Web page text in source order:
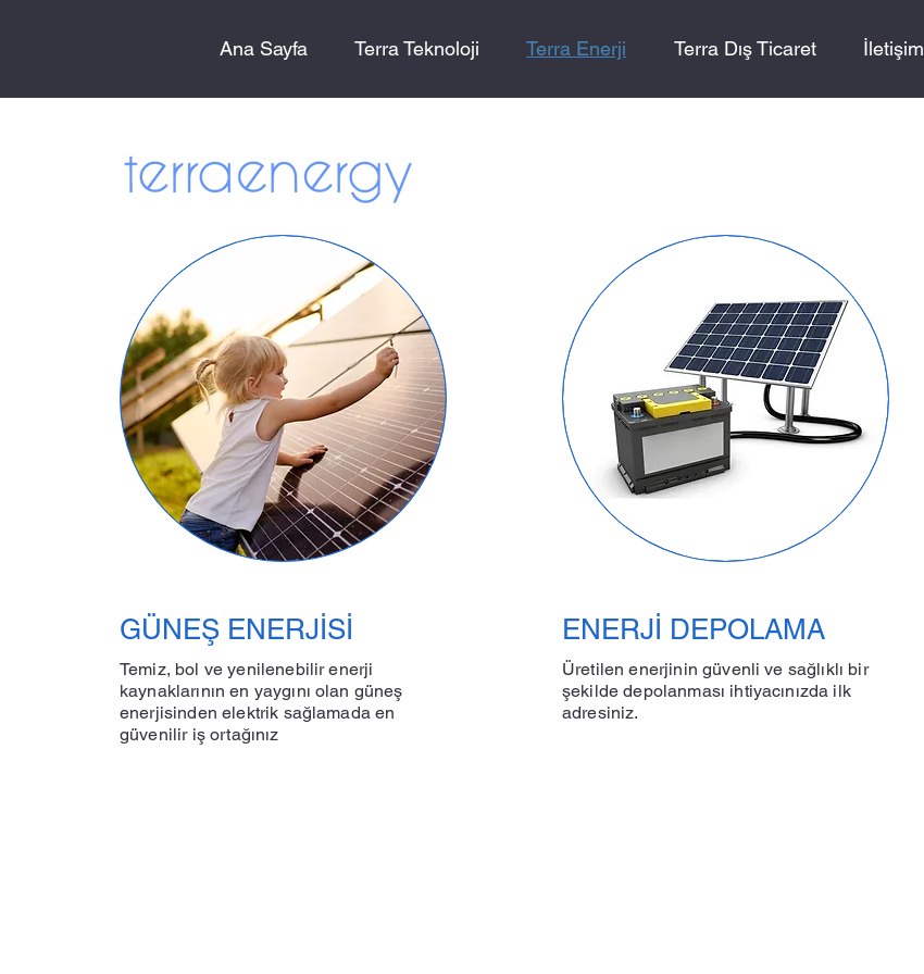
Ana Sayfa Terra Teknoloji Terra Enerji Terra Dış Ticaret İletişim
GÜNEŞ ENERJİSİ
Temiz, bol ve yenilenebilir enerji
kaynaklarının en yaygını olan güneş
enerjisinden elektrik sağlamada en
güvenilir iş ortağınız
ENERJİ DEPOLAMA
Üretilen enerjinin güvenli ve sağlıklı bir
şekilde depolanması ihtiyacınızda ilk
adresiniz.